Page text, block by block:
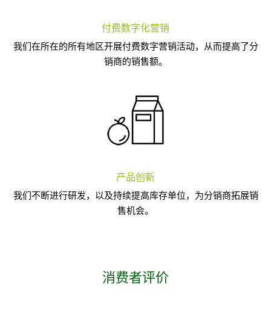
付费数字化营销
我们在所在的所有地区开展付费数字营销活动，从而提高了分
销商的销售额。
产品创新
我们不断进行研发，以及持续提高库存单位，为分销商拓展销
售机会。
消费者评价